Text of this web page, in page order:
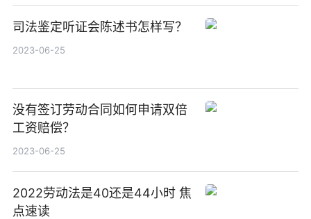
司法鉴定听证会陈述书怎样写？
2023-06-25
没有签订劳动合同如何申请双倍
工资赔偿？
2023-06-25
2022劳动法是40还是44小时 焦
点速读